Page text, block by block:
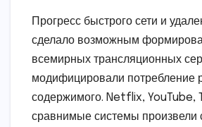
Прогресс быстрого сети и
сделало возможным
всемирных трансляционных
модифицировали потребление
содержимого. Netflix, YouTube,
сравнимые системы